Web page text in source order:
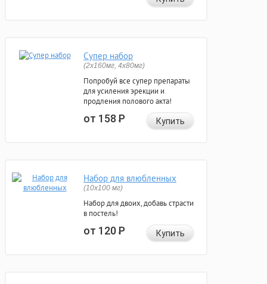
Супер набор
(2х160мг, 4х80мг)
Попробуй все супер препараты
для усиления эрекции и
продления полового акта!
от 158Р Купить
Набор для влюбленных
(10х100 мг)
Набор для двоих, добавь страсти
в постель!
от 120Р Купить